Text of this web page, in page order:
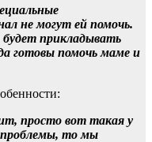
не могут ей помочь.
прикладывать
готовы помочь маме и
просто вот такая у
проблемы, то мы